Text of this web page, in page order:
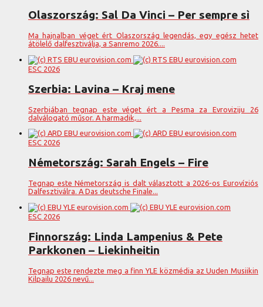
Olaszország: Sal Da Vinci – Per sempre sì
Ma hajnalban véget ért Olaszország legendás, egy egész hetet
átölelő dalfesztiválja, a Sanremo 2026....
ESC 2026
Szerbia: Lavina – Kraj mene
Szerbiában tegnap este véget ért a Pesma za Evroviziju 26
dalválogató műsor. A harmadik,...
ESC 2026
Németország: Sarah Engels – Fire
Tegnap este Németország is dalt választott a 2026-os Eurovíziós
Dalfesztiválra. A Das deutsche Finale...
ESC 2026
Finnország: Linda Lampenius & Pete
Parkkonen – Liekinheitin
Tegnap este rendezte meg a finn YLE közmédia az Uuden Musiikin
Kilpailu 2026 nevű...